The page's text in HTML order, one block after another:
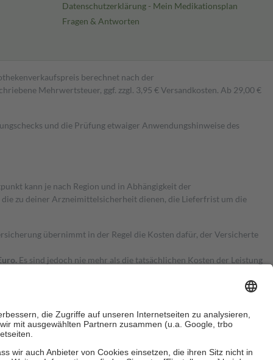
Datenschutzerklärung - Mein Medikationsplan
Fragen & Antworten
berechnet nach der
Mehrwertsteuer, ggf. zzgl. 3,95 € Versandkosten. Ab 29,00 €
und die Prüfung etwaiger Anwendungshinweise des
kann je nach Region und in Abhängigkeit der
zu deiner Arzneimittelsicherheit dienen, die Lieferfrist um die
übernimmt in der Regel die Kosten dafür, der Versicherte
Es sind jedoch nie mehr als die tatsächlichen Kosten der Leistung
Zuzahlungen an bei: